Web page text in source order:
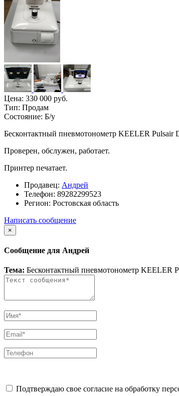
Цена: 330 000 руб.
Тип: Продам
Состояние: Б/у
Бесконтактный пневмотонометр KEELER Pulsair
Проверен, обслужен, работает.
Принтер печатает.
Продавец: Андрей
Телефон: 89282299523
Регион: Ростовская область
Написать сообщение
×
Сообщение для Андрей
Тема: Бесконтактный пневмотонометр KEELER
Подтверждаю свое согласие на обработку